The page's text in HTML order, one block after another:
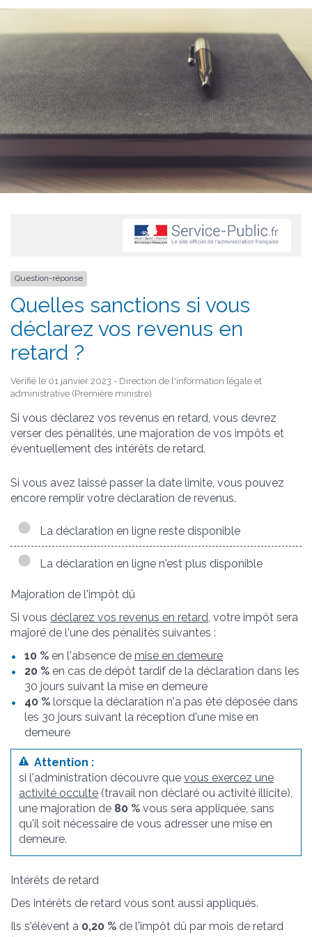
Question-réponse
Quelles sanctions si vous
déclarez vos revenus en
retard ?
Vérifié le 01 janvier 2023 - Direction de l'information légale et
administrative (Première ministre)
Si vous déclarez vos revenus en retard, vous devrez
verser des pénalités, une majoration de vos impôts et
éventuellement des intérêts de retard.
Si vous avez laissé passer la date limite, vous pouvez
encore remplir votre déclaration de revenus.
La déclaration en ligne reste disponible
La déclaration en ligne n'est plus disponible
Majoration de l'impôt dû
Si vous déclarez vos revenus en retard, votre impôt sera
majoré de l'une des pénalités suivantes :
10 % en l'absence de mise en demeure
20 % en cas de dépôt tardif de la déclaration dans les
30 jours suivant la mise en demeure
40 % lorsque la déclaration n'a pas été déposée dans
les 30 jours suivant la réception d'une mise en
demeure
Attention :
si l'administration découvre quevous exercez une
activité occulte (travail non déclaré ou activité illicite),
une majoration de 80 % vous sera appliquée, sans
qu'il soit nécessaire de vous adresser une mise en
demeure.
Intérêts de retard
Des intérêts de retard vous sont aussi appliqués.
Ils s'élèvent à 0,20 % de l'impôt dû par mois de retard